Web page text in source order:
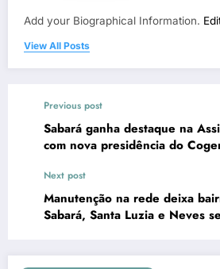
Add your Biographical Information.
View All Posts
Previous post
Sabará ganha destaque na
com nova presidência do
Next post
Manutenção na rede deixa
Sabará, Santa Luzia e Neves